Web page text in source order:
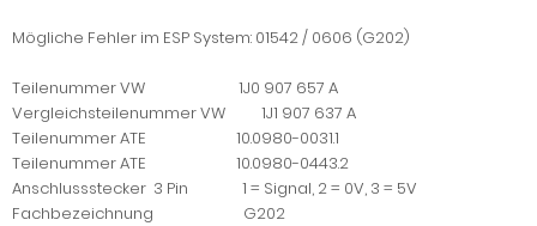
Mögliche Fehler im ESP System: 01542 / 0606 (G202)
Teilenummer VW 1J0 907 657 A
Vergleichsteilenummer VW 1J1 907 637 A
Teilenummer ATE 10.0980-0031.1
Teilenummer ATE 10.0980-0443.2
Anschlussstecker 3 Pin 1 = Signal, 2 = 0V, 3 = 5V
Fachbezeichnung G202